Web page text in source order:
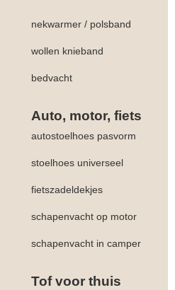
nekwarmer / polsband
wollen knieband
bedvacht
Auto, motor, fiets
autostoelhoes pasvorm
stoelhoes universeel
fietszadeldekjes
schapenvacht op motor
schapenvacht in camper
Tof voor thuis